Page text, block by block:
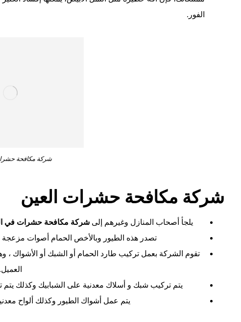
الفور.
شركة مكافحة
شركة مكافحة حشرات العين
يلجأ أصحاب المنازل وغيرهم إلى شركة مكافحة حشرات في
تصدر هذه الطيور وبالأخص الحمام أصوات مزعجة
تقوم الشركة بعمل تركيب طارد الحمام أو الشبك أو الأشواك
العميل.
يتم تركيب شبك و أسلاك معدنية على الشبابيك وكذلك يتم
يتم عمل أشواك الطيور وكذلك ألواح